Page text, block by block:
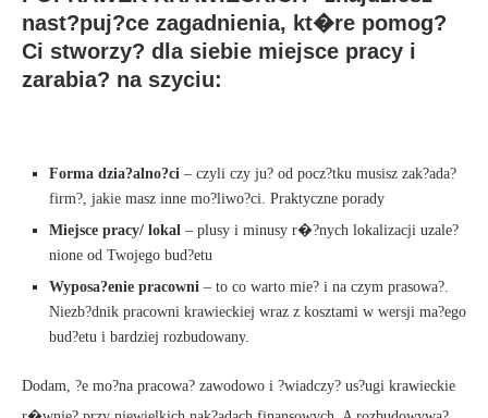
nast?puj?ce zagadnienia, kt�re pomog?
Ci stworzy? dla siebie miejsce pracy i
zarabia? na szyciu:
Forma dzia?alno?ci – czyli czy ju? od pocz?tku musisz zak?ada?
firm?, jakie masz inne mo?liwo?ci. Praktyczne porady
Miejsce pracy/ lokal – plusy i minusy r�?nych lokalizacji uzale?
nione od Twojego bud?etu
Wyposa?enie pracowni – to co warto mie? i na czym prasowa?.
Niezb?dnik pracowni krawieckiej wraz z kosztami w wersji ma?ego
bud?etu i bardziej rozbudowany.
Dodam, ?e mo?na pracowa? zawodowo i ?wiadczy? us?ugi krawieckie